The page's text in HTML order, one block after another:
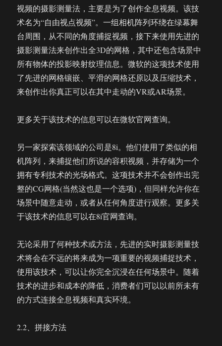
视频的摄影测量法，主要是为了创作全息视频。该技
术名为“自由视点视频”。一组相机阵列环绕在绿幕舞
台周围，从不同的角度捕捉视频，接下来使用先进的
摄影测量法来创作出全3D的网格，其中还包含场景中
所有物体的投影映射纹理信息。微软的这项技术使用
了先进的网格镶嵌、平滑的网格还原以及压缩技术，
来创作出你真正可以在其中走动的VR或AR场景。
更多关于该技术的信息可以在微软官网查询。
另一家探索该领域的公司是8i。他们使用了类似的相
机阵列，来捕捉他们所说的容积视频，并存储为一个
拥有专利技术的光场格式。这项技术并不会创作出完
整的CG网格(当然这也是一个选项)，但同样允许你在
场景中随意走动，或者从任何角度进行观察。更多关
于该技术的信息可以在8i官网查询。
无论采用了何种技术或方法，先进的实时摄影测量技
术将会在不远的将来成为一项重要的视频捕捉技术，
使用该技术，可以让你完全沉浸在任何场景中。随着
技术的进步和成本的降低，消费者们可以以前所未有
的方式连接全息视频和真实环境。
2.2、拼接方法